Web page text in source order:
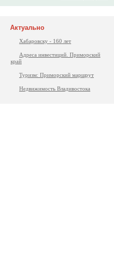
Актуально
Хабаровску - 160 лет
Адреса инвестиций. Приморский
край
Туризм: Приморский маршрут
Недвижимость Владивостока